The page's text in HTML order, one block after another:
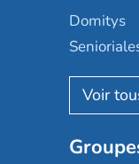
Domitys
Nohée
Les
Mobicap